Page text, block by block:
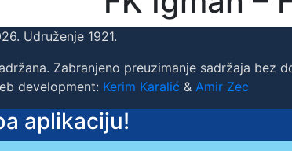
Udruženje 1921.
Zabranjeno preuzimanje sadržaja bez
development: Kerim Karalić & Amir Zec
aplikaciju!